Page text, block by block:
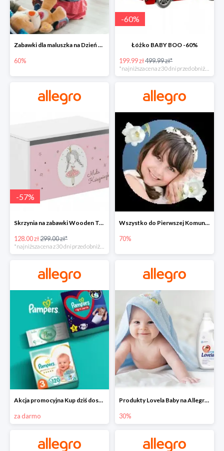
Zabawki dla maluszka na Dzień Dziecka na Allegro do -60%
60%
-60%
Łóżko BABY BOO -60%
199.99 zł499.99 zł*
*najniższa cena z 30 dni przed obniżką
-57%
Skrzynia na zabawki Wooden Toys -57%
128.00 zł299.00 zł*
Wszystko do Pierwszej Komunii na Allegro do -70%
70%
Akcja promocyjna Kup dziś dostawa jutro
za darmo
Produkty Lovela Baby na Allegro do -30%
30%